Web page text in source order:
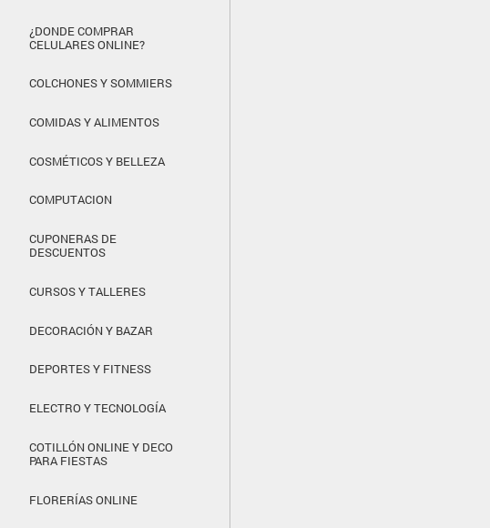
¿DONDE COMPRAR
CELULARES ONLINE?
COLCHONES Y SOMMIERS
COMIDAS Y ALIMENTOS
COSMÉTICOS Y BELLEZA
COMPUTACION
CUPONERAS DE
DESCUENTOS
CURSOS Y TALLERES
DECORACIÓN Y BAZAR
DEPORTES Y FITNESS
ELECTRO Y TECNOLOGÍA
COTILLÓN ONLINE Y DECO
PARA FIESTAS
FLORERÍAS ONLINE